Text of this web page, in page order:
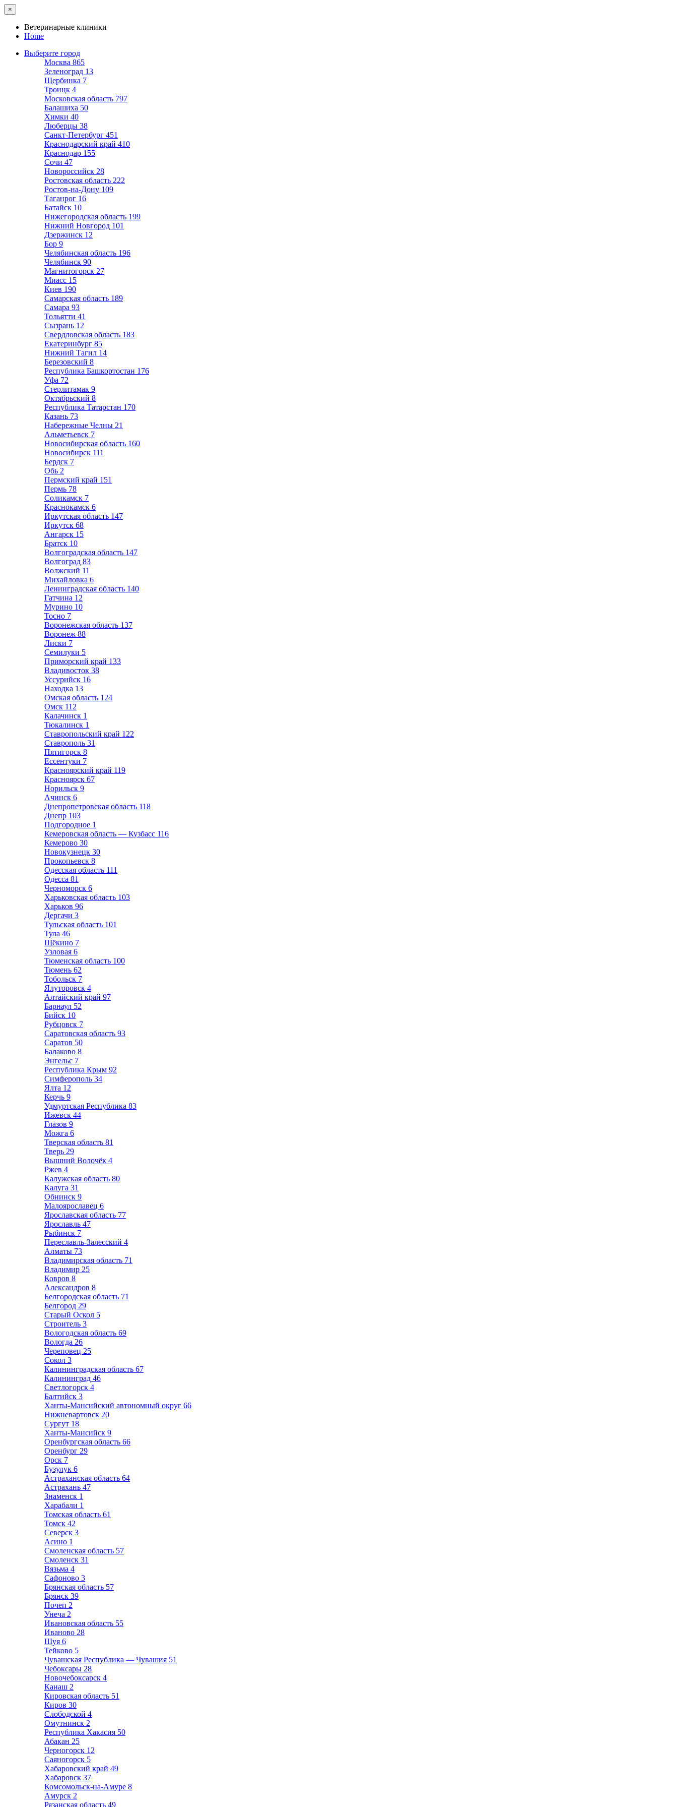
×
Ветеринарные клиники
Home
Выберите город
Москва 865
Зеленоград 13
Щербинка 7
Троицк 4
Московская область 797
Балашиха 50
Химки 40
Люберцы 38
Санкт-Петербург 451
Краснодарский край 410
Краснодар 155
Сочи 47
Новороссийск 28
Ростовская область 222
Ростов-на-Дону 109
Таганрог 16
Батайск 10
Нижегородская область 199
Нижний Новгород 101
Дзержинск 12
Бор 9
Челябинская область 196
Челябинск 90
Магнитогорск 27
Миасс 15
Киев 190
Самарская область 189
Самара 93
Тольятти 41
Сызрань 12
Свердловская область 183
Екатеринбург 85
Нижний Тагил 14
Березовский 8
Республика Башкортостан 176
Уфа 72
Стерлитамак 9
Октябрьский 8
Республика Татарстан 170
Казань 73
Набережные Челны 21
Альметьевск 7
Новосибирская область 160
Новосибирск 111
Бердск 7
Обь 2
Пермский край 151
Пермь 78
Соликамск 7
Краснокамск 6
Иркутская область 147
Иркутск 68
Ангарск 15
Братск 10
Волгоградская область 147
Волгоград 83
Волжский 11
Михайловка 6
Ленинградская область 140
Гатчина 12
Мурино 10
Тосно 7
Воронежская область 137
Воронеж 88
Лиски 7
Семилуки 5
Приморский край 133
Владивосток 38
Уссурийск 16
Находка 13
Омская область 124
Омск 112
Калачинск 1
Тюкалинск 1
Ставропольский край 122
Ставрополь 31
Пятигорск 8
Ессентуки 7
Красноярский край 119
Красноярск 67
Норильск 9
Ачинск 6
Днепропетровская область 118
Днепр 103
Подгородное 1
Кемеровская область — Кузбасс 116
Кемерово 30
Новокузнецк 30
Прокопьевск 8
Одесская область 111
Одесса 81
Черноморск 6
Харьковская область 103
Харьков 96
Дергачи 3
Тульская область 101
Тула 46
Щёкино 7
Узловая 6
Тюменская область 100
Тюмень 62
Тобольск 7
Ялуторовск 4
Алтайский край 97
Барнаул 52
Бийск 10
Рубцовск 7
Саратовская область 93
Саратов 50
Балаково 8
Энгельс 7
Республика Крым 92
Симферополь 34
Ялта 12
Керчь 9
Удмуртская Республика 83
Ижевск 44
Глазов 9
Можга 6
Тверская область 81
Тверь 29
Вышний Волочёк 4
Ржев 4
Калужская область 80
Калуга 31
Обнинск 9
Малоярославец 6
Ярославская область 77
Ярославль 47
Рыбинск 7
Переславль-Залесский 4
Алматы 73
Владимирская область 71
Владимир 25
Ковров 8
Александров 8
Белгородская область 71
Белгород 29
Старый Оскол 5
Строитель 3
Вологодская область 69
Вологда 26
Череповец 25
Сокол 3
Калининградская область 67
Калининград 46
Светлогорск 4
Балтийск 3
Ханты-Мансийский автономный округ 66
Нижневартовск 20
Сургут 18
Ханты-Мансийск 9
Оренбургская область 66
Оренбург 29
Орск 7
Бузулук 6
Астраханская область 64
Астрахань 47
Знаменск 1
Харабали 1
Томская область 61
Томск 42
Северск 3
Асино 1
Смоленская область 57
Смоленск 31
Вязьма 4
Сафоново 3
Брянская область 57
Брянск 39
Почеп 2
Унеча 2
Ивановская область 55
Иваново 28
Шуя 6
Тейково 5
Чувашская Республика — Чувашия 51
Чебоксары 28
Новочебоксарск 4
Канаш 2
Кировская область 51
Киров 30
Слободской 4
Омутнинск 2
Республика Хакасия 50
Абакан 25
Черногорск 12
Саяногорск 5
Хабаровский край 49
Хабаровск 37
Комсомольск-на-Амуре 8
Амурск 2
Рязанская область 49